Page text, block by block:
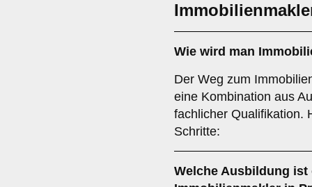
Wie wird man
Der Weg zum
eine Kombination aus
fachlicher Qualifikation.
Schritte:
Welche Ausbildung ist